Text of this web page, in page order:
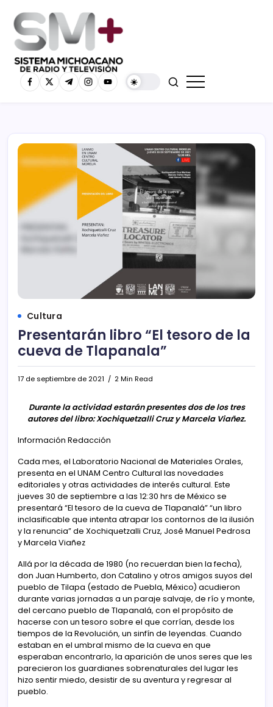
Cultura
Presentarán libro “El tesoro de la
cueva de Tlapanala”
17 de septiembre de 2021 2 Min Read
Durante la actividad estarán presentes dos de los tres
autores del libro: Xochiquetzalli Cruz y Marcela Viañez.
Información Redacción
Cada mes, el Laboratorio Nacional de Materiales Orales,
presenta en el UNAM Centro Cultural las novedades
editoriales y otras actividades de interés cultural. Este
jueves 30 de septiembre a las 12:30 hrs de México se
presentará “El tesoro de la cueva de Tlapanalá” “un libro
inclasificable que intenta atrapar los contornos de la ilusión
y la renuncia” de Xochiquetzalli Cruz, José Manuel Pedrosa
y Marcela Viañez
Allá por la década de 1980 (no recuerdan bien la fecha),
don Juan Humberto, don Catalino y otros amigos suyos del
pueblo de Tilapa (estado de Puebla, México) acudieron
durante varias jornadas a un paraje salvaje, de río y monte,
del cercano pueblo de Tlapanalá, con el propósito de
hacerse con un tesoro sobre el que corrían, desde los
tiempos de la Revolución, un sinfín de leyendas. Cuando
estaban en el umbral mismo de la cueva en que
esperaban encontrarlo, la aparición de unos seres que les
parecieron los guardianes sobrenaturales del lugar les
hizo sentir miedo, desistir de su aventura y regresar al
pueblo.